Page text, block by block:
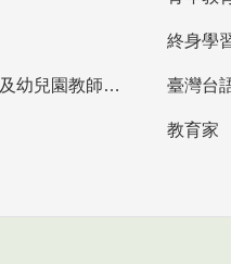
終身學
教育部高中等以下學校及幼兒園教師資格檢定考試 臺灣台
教育家